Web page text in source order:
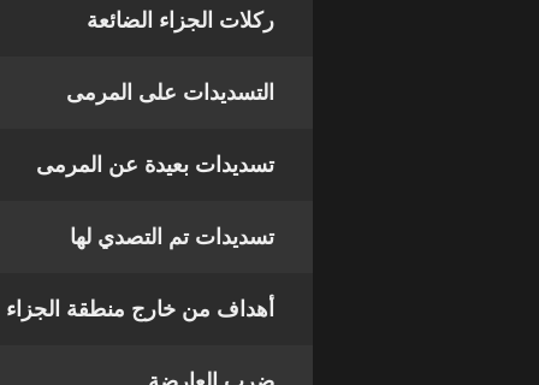
ركلات الجزاء الضائعة
التسديدات على المرمى
تسديدات بعيدة عن المرمى
تسديدات تم التصدي لها
أهداف من خارج منطقة الجزاء